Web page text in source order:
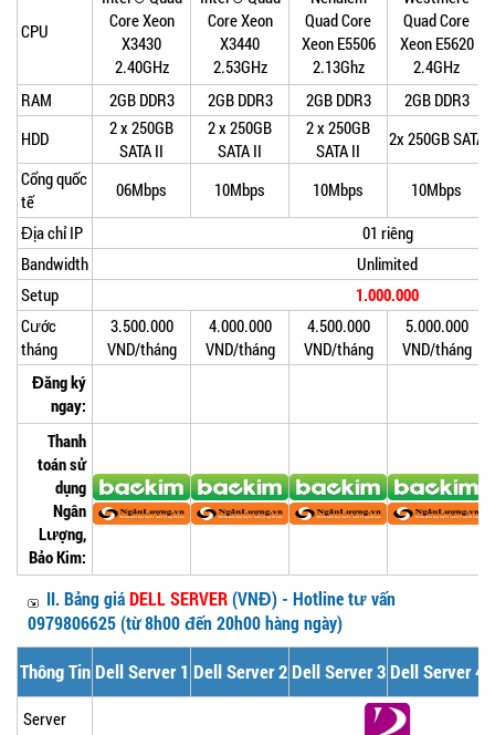
CPU
Core Xeon
X3430
2.40GHz
Core Xeon
X3440
2.53GHz
Quad Core
Xeon E5506
2.13Ghz
Quad Core
Xeon E5620
2.4GHz
RAM
2GB DDR3 2GB DDR3 2GB DDR3
2GB DDR3
HDD
2 x 250GB
SATA II
2 x 250GB
SATA II
2 x 250GB
SATA II
2x 250GB SATA
Cổng quốc
tế
06Mbps 10Mbps 10Mbps
10Mbps
Địa chỉ IP
01 riêng
Bandwidth
Unlimited
Setup
1.000.000
Cước
tháng
3.500.000
VND/tháng
4.000.000
VND/tháng
4.500.000
VND/tháng
5.000.000
VND/tháng
Đăng ký
ngay:
Thanh
toán sử
dụng
Ngân
Lượng,
Bảo Kim:
II. Bảng giáDELLSERVER(VNĐ) - Hotline tư vấn
0979806625 (từ 8h00 đến 20h00 hàng ngày)
Thông Tin Dell Server 1 Dell Server 2 Dell Server 3 Dell Server 4
Server